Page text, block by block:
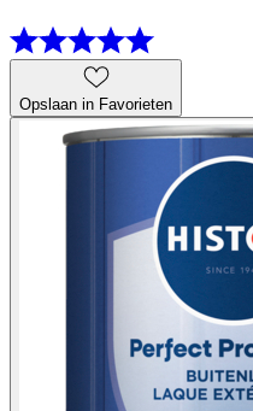
Opslaan in Favorieten